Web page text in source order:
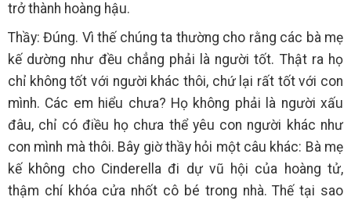
trở thành hoàng hậu.
Thầy: Đúng. Vì thế chúng ta thường cho rằng các bà mẹ
kế dường như đều chẳng phải là người tốt. Thật ra họ
chỉ không tốt với người khác thôi, chứ lại rất tốt với con
mình. Các em hiểu chưa? Họ không phải là người xấu
đâu, chỉ có điều họ chưa thể yêu con người khác như
con mình mà thôi. Bây giờ thầy hỏi một câu khác: Bà mẹ
kế không cho Cinderella đi dự vũ hội của hoàng tử,
thậm chí khóa cửa nhốt cô bé trong nhà. Thế tại sao